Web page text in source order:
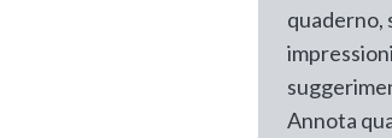
quaderno,
Annota